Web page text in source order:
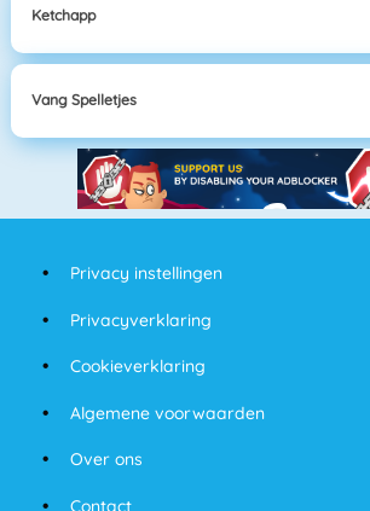
Ketchapp
Vang Spelletjes
Privacy instellingen
Privacyverklaring
Cookieverklaring
Algemene voorwaarden
Over ons
Contact